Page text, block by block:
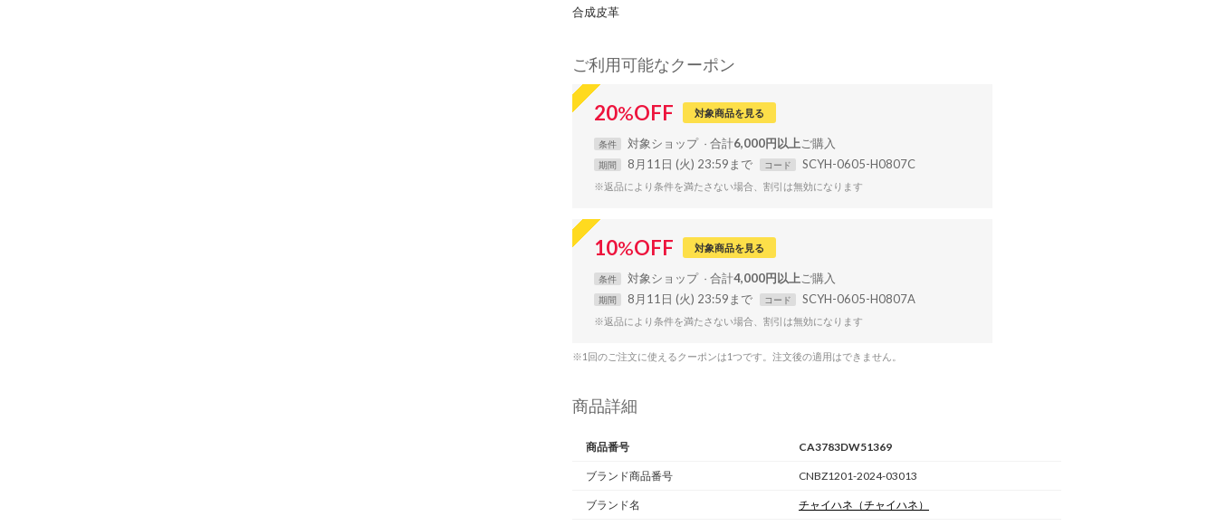
合成皮革
ご利用可能なクーポン
20%OFF 対象商品を見る
条件 対象ショップ 合計6,000円以上
期間 8月11日 (火) 23:59まで コード SCYH-0605-H0807C
※返品により条件を満たさない場合、割引は無効になります
10%OFF 対象商品を見る
条件 対象ショップ 合計4,000円以上
期間 8月11日 (火) 23:59まで コード SCYH-0605-H0807A
※返品により条件を満たさない場合、割引は無効になります
※1回のご注文に使えるクーポンは1つです。注文後の適用はできません。
商品詳細
商品番号 CA3783DW51369
ブランド商品番号 CNBZ1201-2024-03013
ブランド名 チャイハネ （チャイハネ）